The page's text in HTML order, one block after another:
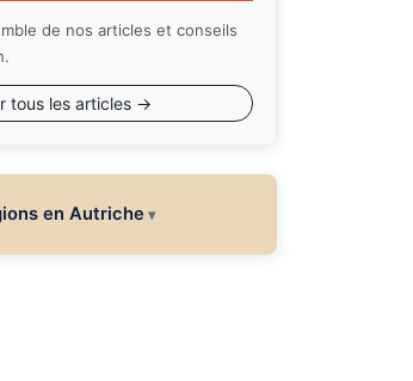
de nos articles et conseils
tous les articles →
en Autriche